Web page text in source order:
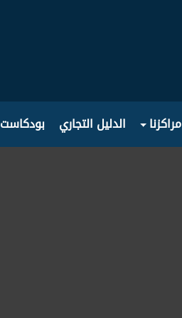
مراكزنا الدليل التجاري بودكاست